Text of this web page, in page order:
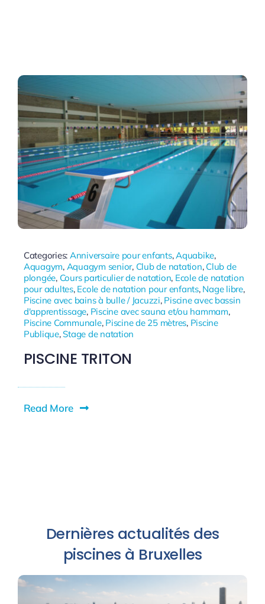
Categories: Anniversaire pour enfants,Aquabike,
Aquagym, Aquagym senior, Club de natation, Club de
plongée, Cours particulier de natation, Ecole de natation
pour adultes, Ecole de natation pour enfants, Nage libre,
Piscine avec bains à bulle / Jacuzzi, Piscine avec bassin
d'apprentissage, Piscine avec sauna et/ou hammam,
Piscine Communale, Piscine de 25 mètres, Piscine
Publique,Stage de natation
PISCINE TRITON
Read More
Dernières actualités des
piscines à Bruxelles